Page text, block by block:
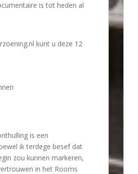
is tot heden al
kunt u deze 12
is een
ik terdege besef dat
zou kunnen markeren,
in het Rooms